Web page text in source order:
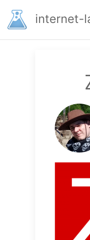
основномуinternet-